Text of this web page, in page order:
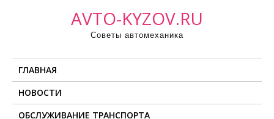
AVTO-KYZOV.RU
Советы автомеханика
ГЛАВНАЯ
НОВОСТИ
ОБСЛУЖИВАНИЕ ТРАНСПОРТА